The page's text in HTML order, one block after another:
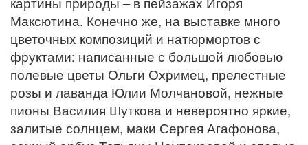
Максютина. Конечно же, на выставке много
цветочных композиций и натюрмортов с
фруктами: написанные с большой любовью
полевые цветы Ольги Охримец, прелестные
розы и лаванда Юлии Молчановой, нежные
пионы Василия Шуткова и невероятно яркие,
залитые солнцем, маки Сергея Агафонова,